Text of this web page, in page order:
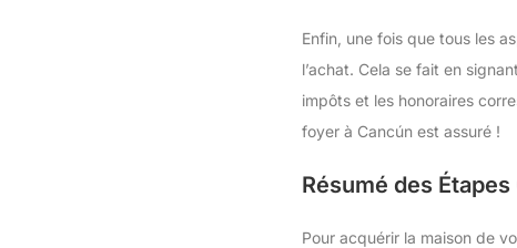
Enfin, une fois que tous les
l’achat. Cela se fait en
impôts et les honoraires
foyer à Cancún est assuré !
Résumé des
Pour acquérir la maison de